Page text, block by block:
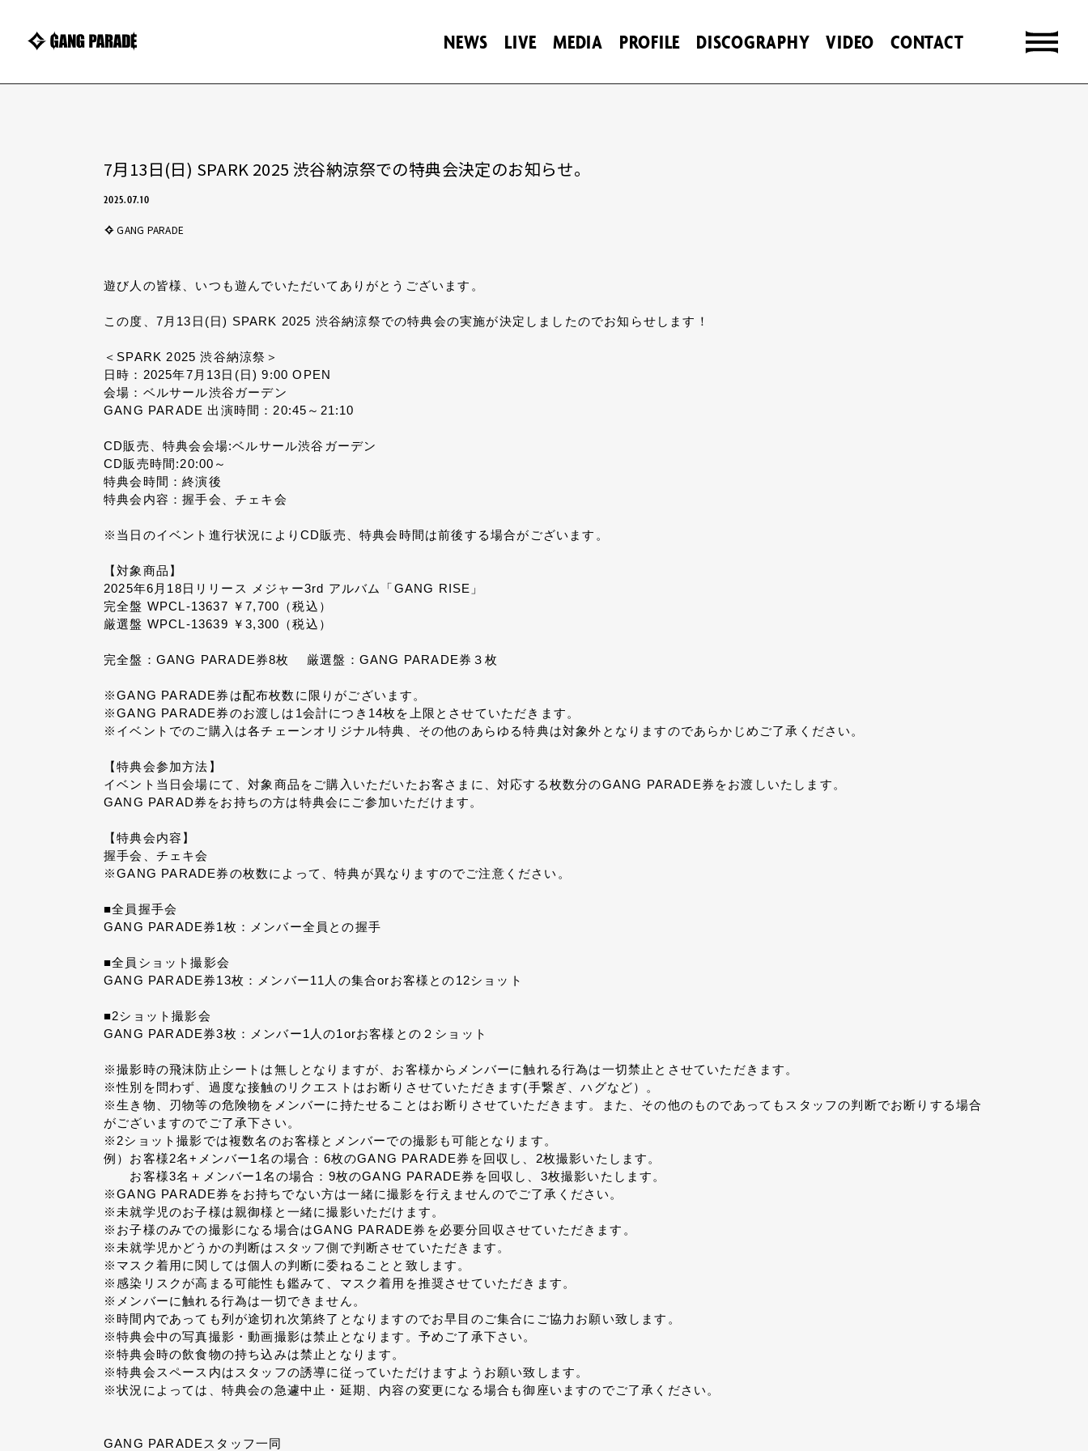
NEWS LIVE MEDIA PROFILE DISCOGRAPHY VIDEO CONTACT
7月13日(日) SPARK 2025 渋谷納涼祭での特典会決定のお知らせ。
2025.07.10
GANG PARADE
遊び人の皆様、いつも遊んでいただいてありがとうございます。
この度、7月13日(日) SPARK 2025 渋谷納涼祭での特典会の実施が決定しましたのでお知らせします！
＜SPARK 2025 渋谷納涼祭＞
日時：2025年7月13日(日) 9:00 OPEN
会場：ベルサール渋谷ガーデン
GANG PARADE 出演時間：20:45～21:10
CD販売、特典会会場:ベルサール渋谷ガーデン
CD販売時間:20:00～
特典会時間：終演後
特典会内容：握手会、チェキ会
※当日のイベント進行状況によりCD販売、特典会時間は前後する場合がございます。
【対象商品】
2025年6月18日リリース メジャー3rd アルバム「GANG RISE」
完全盤 WPCL-13637 ￥7,700（税込）
厳選盤 WPCL-13639 ￥3,300（税込）
完全盤：GANG PARADE券8枚 厳選盤：GANG PARADE券３枚
※GANG PARADE券は配布枚数に限りがございます。
※GANG PARADE券のお渡しは1会計につき14枚を上限とさせていただきます。
※イベントでのご購入は各チェーンオリジナル特典、その他のあらゆる特典は対象外となりますのであらかじめご了承ください。
【特典会参加方法】
イベント当日会場にて、対象商品をご購入いただいたお客さまに、対応する枚数分のGANG PARADE券をお渡しいたします。
GANG PARAD券をお持ちの方は特典会にご参加いただけます。
【特典会内容】
握手会、チェキ会
※GANG PARADE券の枚数によって、特典が異なりますのでご注意ください。
■全員握手会
GANG PARADE券1枚：メンバー全員との握手
■全員ショット撮影会
GANG PARADE券13枚：メンバー11人の集合orお客様との12ショット
■2ショット撮影会
GANG PARADE券3枚：メンバー1人の1orお客様との２ショット
※撮影時の飛沫防止シートは無しとなりますが、お客様からメンバーに触れる行為は一切禁止とさせていただきます。
※性別を問わず、過度な接触のリクエストはお断りさせていただきます(手繋ぎ、ハグなど）。
※生き物、刃物等の危険物をメンバーに持たせることはお断りさせていただきます。また、その他のものであってもスタッフの判断でお断りする場合
がございますのでご了承下さい。
※2ショット撮影では複数名のお客様とメンバーでの撮影も可能となります。
例）お客様2名+メンバー1名の場合：6枚のGANG PARADE券を回収し、2枚撮影いたします。
お客様3名＋メンバー1名の場合：9枚のGANG PARADE券を回収し、3枚撮影いたします。
※GANG PARADE券をお持ちでない方は一緒に撮影を行えませんのでご了承ください。
※未就学児のお子様は親御様と一緒に撮影いただけます。
※お子様のみでの撮影になる場合はGANG PARADE券を必要分回収させていただきます。
※未就学児かどうかの判断はスタッフ側で判断させていただきます。
※マスク着用に関しては個人の判断に委ねることと致します。
※感染リスクが高まる可能性も鑑みて、マスク着用を推奨させていただきます。
※メンバーに触れる行為は一切できません。
※時間内であっても列が途切れ次第終了となりますのでお早目のご集合にご協力お願い致します。
※特典会中の写真撮影・動画撮影は禁止となります。予めご了承下さい。
※特典会時の飲食物の持ち込みは禁止となります。
※特典会スペース内はスタッフの誘導に従っていただけますようお願い致します。
※状況によっては、特典会の急遽中止・延期、内容の変更になる場合も御座いますのでご了承ください。
GANG PARADEスタッフ一同